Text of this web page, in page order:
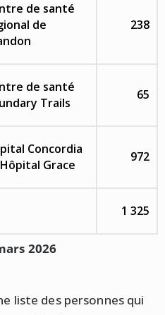
de santé
de
238
de santé
Trails
65
Concordia
Grace
972
1 325
2026
liste des personnes qui